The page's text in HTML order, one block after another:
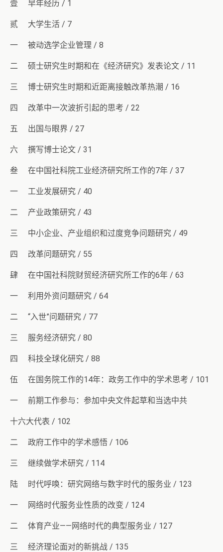
壹 早年经历 / 1
贰 大学生活 / 7
一 被动选学企业管理 / 8
二 硕士研究生时期和在《经济研究》发表论文 / 11
三 博士研究生时期和近距离接触改革热潮 / 16
四 改革中一次波折引起的思考 / 22
五 出国与眼界 / 27
六 撰写博士论文 / 31
叁 在中国社科院工业经济研究所工作的7年 / 37
一 工业发展研究 / 40
二 产业政策研究 / 43
三 中小企业、产业组织和过度竞争问题研究 / 49
四 改革问题研究 / 55
肆 在中国社科院财贸经济研究所工作的6年 / 63
一 利用外资问题研究 / 64
二 “入世”问题研究 / 77
三 服务经济研究 / 80
四 科技全球化研究 / 88
伍 在国务院工作的14年：政务工作中的学术思考 / 101
一 前期工作参与：参加中央文件起草和当选中共
十六大代表 / 102
二 政府工作中的学术感悟 / 106
三 继续做学术研究 / 114
陆 时代呼唤：研究网络与数字时代的服务业 / 123
一 网络时代服务业性质的改变 / 124
二 体育产业——网络时代的典型服务业 / 127
三 经济理论面对的新挑战 / 135